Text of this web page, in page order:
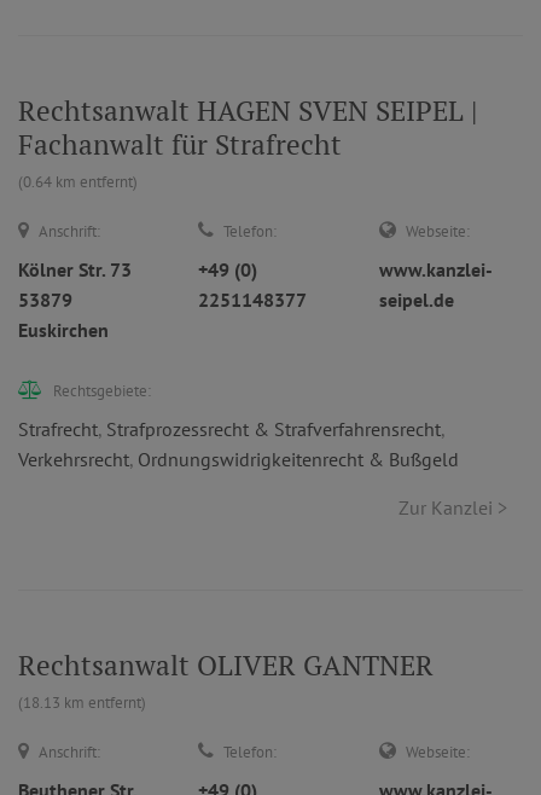
Rechtsanwalt HAGEN SVEN SEIPEL |
Fachanwalt für Strafrecht
(0.64 km entfernt)
Anschrift:
Kölner Str. 73
53879
Euskirchen
Telefon:
+49 (0)
2251148377
Webseite:
www.kanzlei-
seipel.de
Rechtsgebiete:
Strafrecht, Strafprozessrecht & Strafverfahrensrecht,
Verkehrsrecht, Ordnungswidrigkeitenrecht & Bußgeld
Zur Kanzlei >
Rechtsanwalt OLIVER GANTNER
(18.13 km entfernt)
Anschrift:
Beuthener Str.
Telefon:
+49 (0)
Webseite:
www.kanzlei-